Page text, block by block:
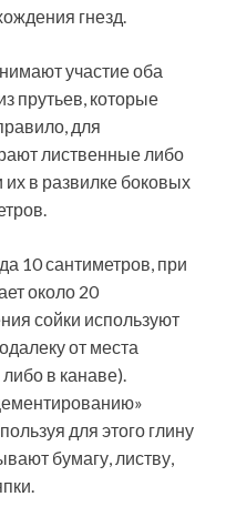
гнезд.
участие оба
прутьев, которые
для
лиственные либо
в развилке боковых
10 сантиметров, при
около 20
сойки используют
от места
в канаве).
для этого глину
бумагу, листву,